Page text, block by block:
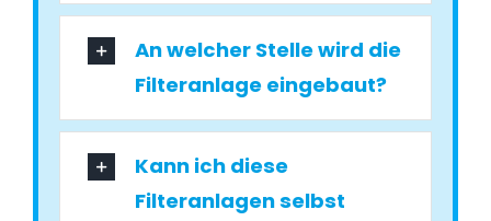
An welcher Stelle wird die
Filteranlage eingebaut?
Kann ich diese
Filteranlagen selbst